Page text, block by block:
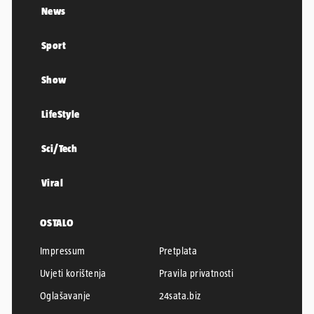
News
Sport
Show
LifeStyle
Sci/Tech
Viral
OSTALO
Impressum
Pretplata
Uvjeti korištenja
Pravila privatnosti
Oglašavanje
24sata.biz